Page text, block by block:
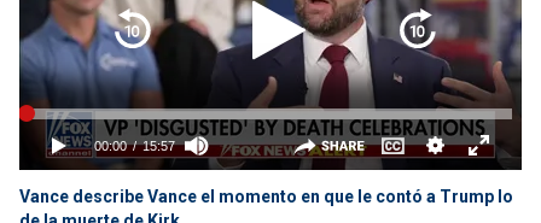
Vance describe Vance el momento en que le contó a Trump lo